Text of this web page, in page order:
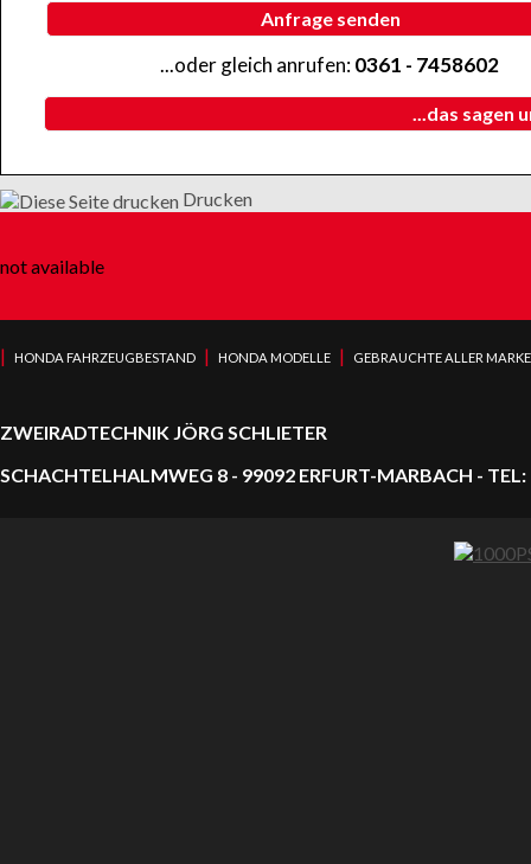
Anfrage senden
...oder gleich anrufen:0361 - 7458602
...das sagen
Drucken
not available
| HONDA FAHRZEUGBESTAND | HONDA MODELLE | GEBRAUCHTE ALLER
ZWEIRADTECHNIK JÖRG SCHLIETER
SCHACHTELHALMWEG 8 - 99092 ERFURT-MARBACH -